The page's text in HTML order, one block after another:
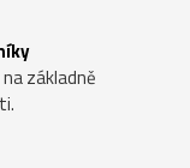
základně